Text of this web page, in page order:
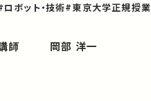
ロボット・技術#東京大学正規授業
師 岡部 洋一